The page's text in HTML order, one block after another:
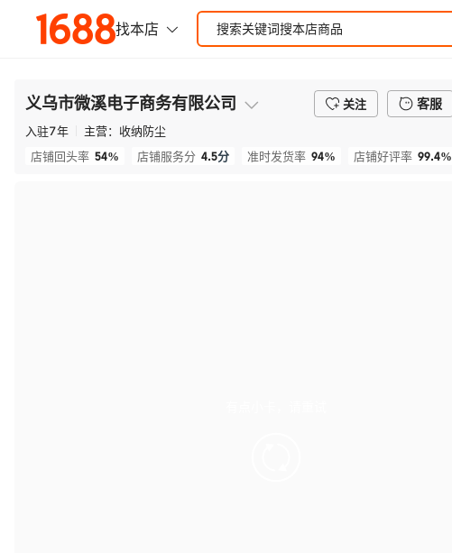
义乌市微溪电子商务有限公司 关注 客服
入驻7年 主营： 收纳防尘
店铺回头率 54% 店铺服务分 4.5分 准时发货率 94% 店铺好评率 99.4%